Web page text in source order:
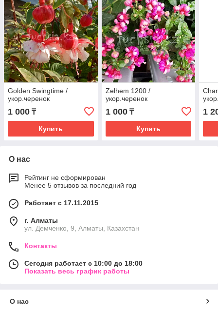
Golden Swingtime /
укор.черенок
1 000 ₸
Купить
Zelhem 1200 /
укор.черенок
1 000₸
Купить
1
О нас
Рейтинг не сформирован
Менее 5 отзывов за последний год
Работает с 17.11.2015
г. Алматы
ул. Демченко, 9, Алматы, Казахстан
Контакты
Сегодня работает с 10:00 до 18:00
Показать весь график работы
О нас